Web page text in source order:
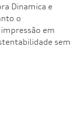
Dinamica e
o
em
sem